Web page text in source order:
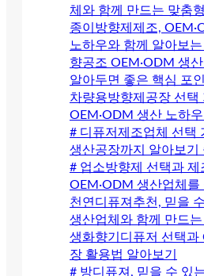
체와 함께 만드는 맞춤
종이방향제제조,
노하우와 함께 알아보
향공조 OEM·ODM 생
알아두면 좋은 핵심 포
차량용방향제공장 선택
OEM·ODM 생산 노하
# 디퓨저제조업체 선택
생산공장까지 알아보기
# 업소방향제 선택과 제
OEM·ODM 생산업체를
천연디퓨져추천, 믿을
생산업체와 함께 만드
생화향기디퓨저 선택과
장 활용법 알아보기
# 방디퓨져, 믿을 수 있